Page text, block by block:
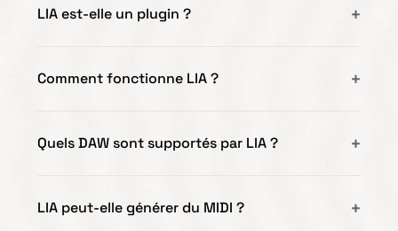
LIA est-elle un plugin ?
Comment fonctionne LIA ?
Quels DAW sont supportés par LIA ?
LIA peut-elle générer du MIDI ?